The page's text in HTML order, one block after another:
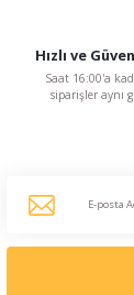
Hızlı ve
Saat 16:00'a
siparişler aynı